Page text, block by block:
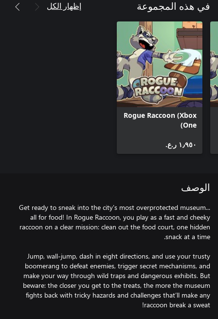
في هذه المجموعة إظهار الكل
Rogue Raccoon (Xbox
One)
١٫٩٥٠ ر.ع.‏
الوصف
Get ready to sneak into the city's most overprotected museum...
all for food! In Rogue Raccoon, you play as a fast and cheeky
raccoon on a clear mission: clean out the food court, one hidden
Jump, wall-jump, dash in eight directions, and use your trusty
boomerang to defeat enemies, trigger secret mechanisms, and
make your way through wild traps and dangerous exhibits. But
beware: the closer you get to the treats, the more the museum
fights back with tricky hazards and challenges that’ll make any